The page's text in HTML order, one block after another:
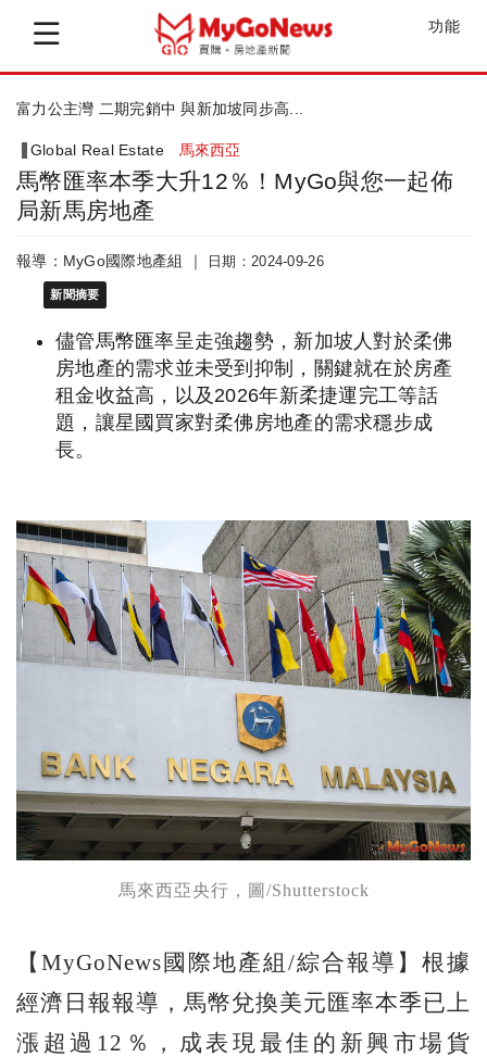
功能
三期重磅亮相 富力公主灣將重新定義新山...
Global Real Estate 馬來西亞
馬幣匯率本季大升12％！MyGo與您一起佈
局新馬房地產
報導：MyGo國際地產組 ｜ 日期：2024-09-26
新聞摘要
儘管馬幣匯率呈走強趨勢，新加坡人對於柔佛
房地產的需求並未受到抑制，關鍵就在於房產
租金收益高，以及2026年新柔捷運完工等話
題，讓星國買家對柔佛房地產的需求穩步成
長。
馬來西亞央行，圖/Shutterstock
【MyGoNews國際地產組/綜合報導】根據
經濟日報報導，馬幣兌換美元匯率本季已上
漲超過12％，成表現最佳的新興市場貨